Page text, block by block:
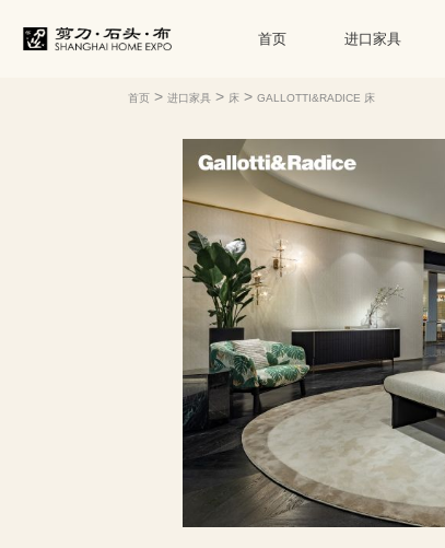
首页 进口家具
首页 >进口家具 > 床 >GALLOTTI&RADICE 床